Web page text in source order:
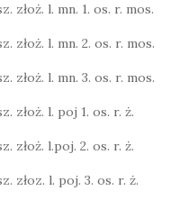
złoż. l. mn. 1. os. r. mos.
złoż. l. mn. 2. os. r. mos.
złoż. l. mn. 3. os. r. mos.
złoż. l. poj 1. os. r. ż.
złoż. l.poj. 2. os. r. ż.
złoz. l. poj. 3. os. r. ż.